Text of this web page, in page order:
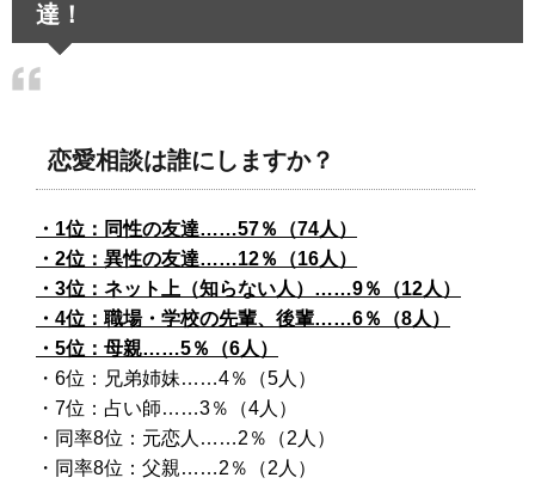
達！
恋愛相談は誰にしますか？
・1位：同性の友達……57％（74人）
・2位：異性の友達……12％（16人）
・3位：ネット上（知らない人）……9％（12人）
・4位：職場・学校の先輩、後輩……6％（8人）
・5位：母親……5％（6人）
・6位：兄弟姉妹……4％（5人）
・7位：占い師……3％（4人）
・同率8位：元恋人……2％（2人）
・同率8位：父親……2％（2人）